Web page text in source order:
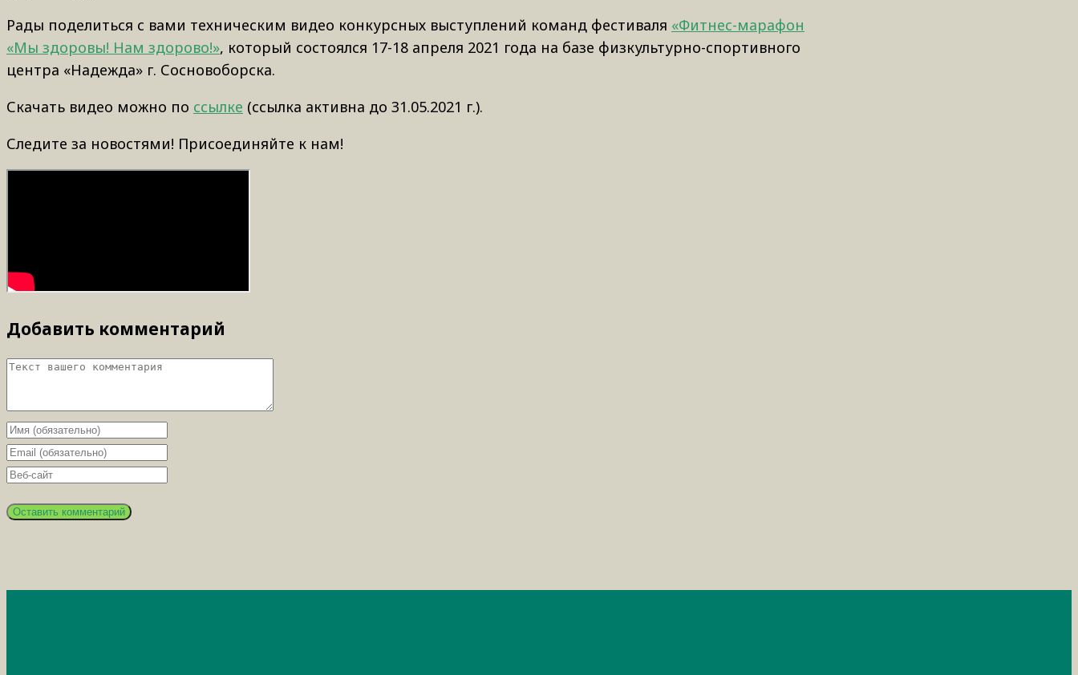
Рады поделиться с вами техническим видео конкурсных выступлений команд фестиваля «Фитнес-марафон
«Мы здоровы! Нам здорово!», который состоялся 17-18 апреля 2021 года на базе физкультурно-спортивного
центра «Надежда» г. Сосновоборска.
Скачать видео можно по ссылке (ссылка активна до 31.05.2021 г.).
Следите за новостями! Присоединяйте к нам!
Добавить комментарий